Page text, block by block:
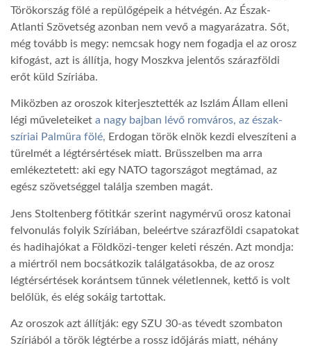
GLOBOTV
A NAP SZÉPE
LINKTR.EE
GLOBOZSARU
DOBRAVERO.HU
Törökország fölé a repülőgépeik a hétvégén. Az Észak-
Atlanti Szövetség azonban nem vevő a magyarázatra. Sőt,
még tovább is megy: nemcsak hogy nem fogadja el az orosz
kifogást, azt is állítja, hogy Moszkva jelentős szárazföldi
erőt küld Szíriába.
Miközben az oroszok kiterjesztették az Iszlám Állam elleni
légi műveleteiket a nagy bajban lévő romváros, az észak-
szíriai Palmüra fölé, Erdogan török elnök kezdi elveszíteni a
türelmét a légtérsértések miatt. Brüsszelben ma arra
emlékeztetett: aki egy NATO tagországot megtámad, az
egész szövetséggel találja szemben magát.
Jens Stoltenberg főtitkár szerint nagymérvű orosz katonai
felvonulás folyik Szíriában, beleértve szárazföldi csapatokat
és hadihajókat a Földközi-tenger keleti részén. Azt mondja:
a miértről nem bocsátkozik találgatásokba, de az orosz
légtérsértések korántsem tűnnek véletlennek, kettő is volt
belőlük, és elég sokáig tartottak.
Az oroszok azt állítják: egy SZU 30-as tévedt szombaton
Szíriából a török légtérbe a rossz időjárás miatt, néhány